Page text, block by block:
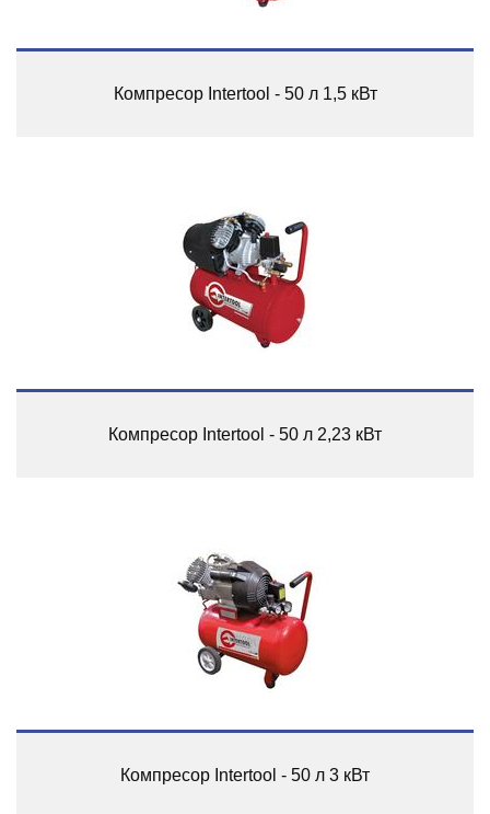
Компресор Intertool - 50 л 1,5 кВт
Компресор Intertool - 50 л 2,23 кВт
Компресор Intertool - 50 л 3 кВт